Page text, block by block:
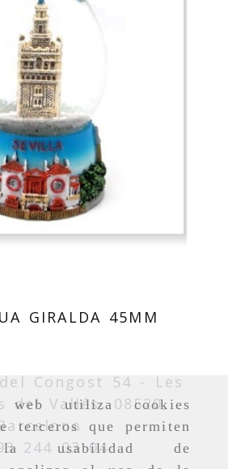
utiliza cookies
terceros que permiten
usabilidad de
GIRALDA 45MM
Congost 54 -
Les
del Vallés, 08520,
244 03 04